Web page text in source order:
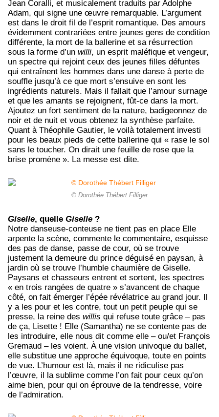
Jean Coralli, et musicalement traduits par Adolphe
Adam, qui signe une œuvre remarquable. L’argument
est dans le droit fil de l’esprit romantique. Des amours
évidemment contrariées entre jeunes gens de condition
différente, la mort de la ballerine et sa résurrection
sous la forme d’un willi, un esprit maléfique et vengeur,
un spectre qui rejoint ceux des jeunes filles défuntes
qui entraînent les hommes dans une danse à perte de
souffle jusqu’à ce que mort s’ensuive en sont les
ingrédients naturels. Mais il fallait que l’amour surnage
et que les amants se rejoignent, fût-ce dans la mort.
Ajoutez un fort sentiment de la nature, badigeonnez de
noir et de nuit et vous obtenez la synthèse parfaite.
Quant à Théophile Gautier, le voilà totalement investi
pour les beaux pieds de cette ballerine qui « rase le sol
sans le toucher. On dirait une feuille de rose que la
brise promène ». La messe est dite.
© Dorothée Thébert Filliger
Giselle, quelle Giselle ?
Notre danseuse-conteuse ne tient pas en place Elle
arpente la scène, commente le commentaire, esquisse
des pas de danse, passe de cour, où se trouve
justement la demeure du prince déguisé en paysan, à
jardin où se trouve l’humble chaumière de Giselle.
Paysans et chasseurs entrent et sortent, les spectres
« en trois rangées de quatre » s’avancent de chaque
côté, on fait émerger l’épée révélatrice au grand jour. Il
y a les pour et les contre, tout un petit peuple qui se
presse, la reine des willis qui refuse toute grâce – pas
de ça, Lisette ! Elle (Samantha) ne se contente pas de
les introduire, elle nous dit comme elle – ou/et François
Gremaud – les voient. À une vision univoque du ballet,
elle substitue une approche équivoque, toute en points
de vue. L’humour est là, mais il ne ridiculise pas
l’œuvre, il la sublime comme l’on fait pour ceux qu’on
aime bien, pour qui on éprouve de la tendresse, voire
de l’admiration.